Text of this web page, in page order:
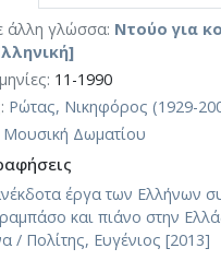
άλλη γλώσσα: Ντούο για
11-1990
Ρώτας, Νικηφόρος (1929-
Μουσική Δωματίου
έργα των Ελλήνων
και πιάνο στην
/ Πολίτης, Ευγένιος [2013]